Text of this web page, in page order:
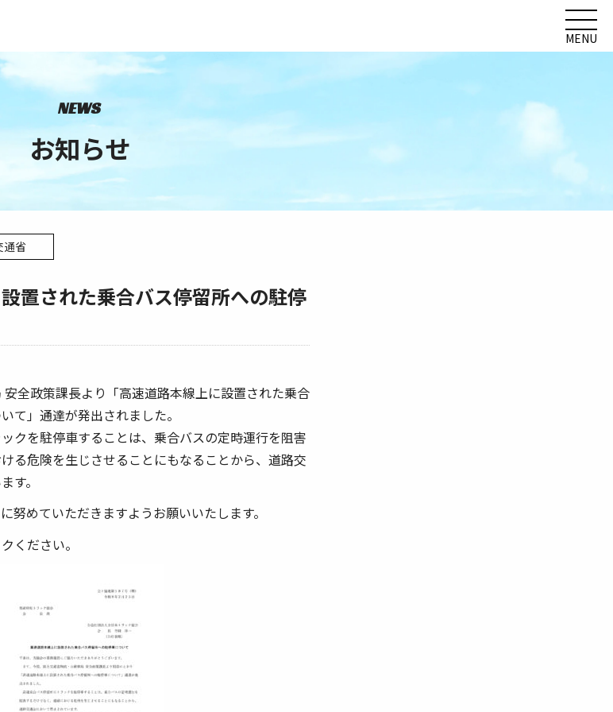
MENU
NEWS
お知らせ
通省
置された乗合バス停留所への駐停
全政策課長より「高速道路本線上に設置された乗合
て」通達が発出されました。
クを駐停車することは、乗合バスの定時運行を阻害
る危険を生じさせることにもなることから、道路交
す。
努めていただきますようお願いいたします。
ください。